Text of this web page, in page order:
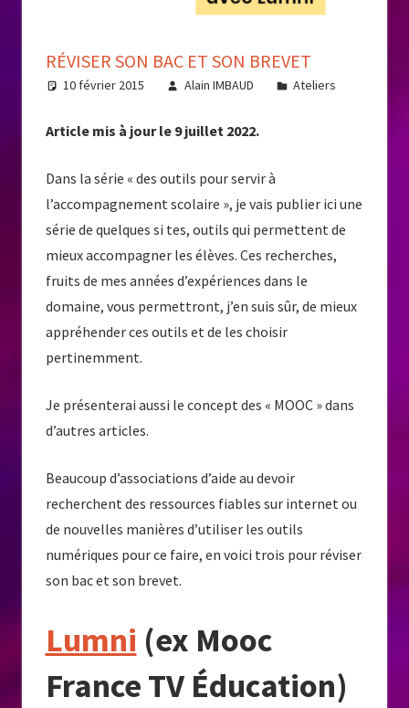
RÉVISER SON BAC ET SON BREVET
10 février 2015 Alain IMBAUD Ateliers
Article mis à jour le 9 juillet 2022.
Dans la série « des outils pour servir à
l’accompagnement scolaire », je vais publier ici une
série de quelques si tes, outils qui permettent de
mieux accompagner les élèves. Ces recherches,
fruits de mes années d’expériences dans le
domaine, vous permettront, j’en suis sûr, de mieux
appréhender ces outils et de les choisir
pertinemment.
Je présenterai aussi le concept des « MOOC » dans
d’autres articles.
Beaucoup d’associations d’aide au devoir
recherchent des ressources fiables sur internet ou
de nouvelles manières d’utiliser les outils
numériques pour ce faire, en voici trois pour réviser
son bac et son brevet.
Lumni (ex Mooc
France TV Éducation)